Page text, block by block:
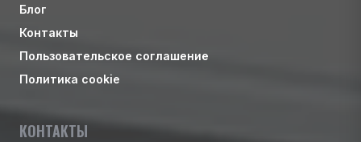
Блог
Контакты
Пользовательское соглашение
Политика cookie
КОНТАКТЫ